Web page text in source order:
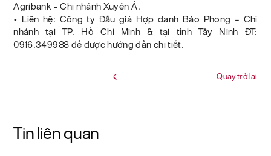
Agribank – Chi nhánh Xuyên Á.
• Liên hệ: Công ty Đấu giá Hợp danh Bảo Phong – Chi
nhánh tại TP. Hồ Chí Minh & tại tỉnh Tây Ninh ĐT:
0916.349988 để được hướng dẫn chi tiết.
Quay trở lại
Tin liên quan